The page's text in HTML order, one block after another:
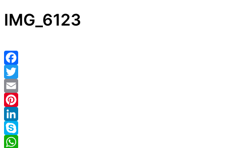
IMG_6123
Facebook
Twitter
Email
Pinterest
LinkedIn
Skype